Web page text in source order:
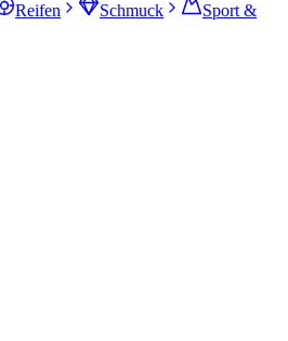
Reifen Schmuck
Sport &